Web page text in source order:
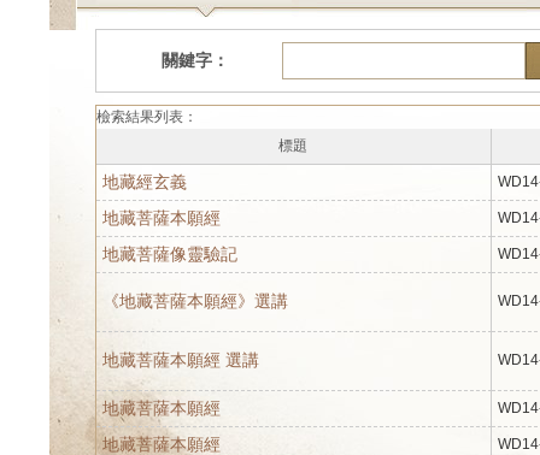
關鍵字：
檢索結果列表：
標題
地藏經玄義
地藏菩薩本願經
地藏菩薩像靈驗記
《地藏菩薩本願經》選講
地藏菩薩本願經 選講
地藏菩薩本願經
地藏菩薩本願經